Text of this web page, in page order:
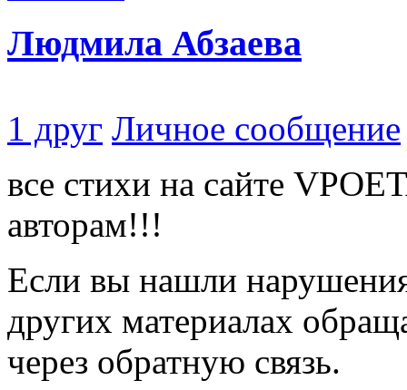
Людмила Абзаева
1 друг Личное сообщение
все стихи на сайте
авторам!!!
Если вы нашли
других материалах
через обратную связь.